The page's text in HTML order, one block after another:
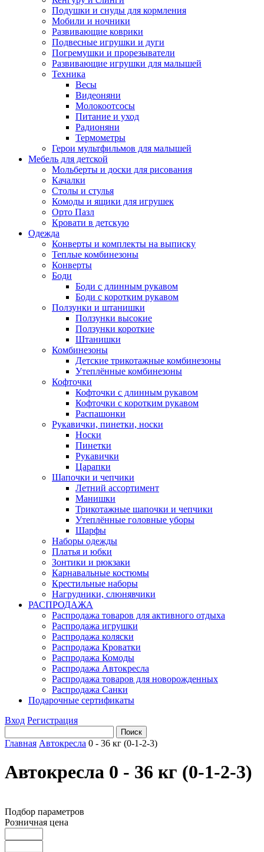
Подушки и снуды для кормления
Мобили и ночники
Развивающие коврики
Подвесные игрушки и дуги
Погремушки и прорезыватели
Развивающие игрушки для малышей
Техника
Весы
Видеоняни
Молокоотсосы
Питание и уход
Радионяни
Термометры
Герои мультфильмов для малышей
Мебель для детской
Мольберты и доски для рисования
Качалки
Столы и стулья
Комоды и ящики для игрушек
Орто Пазл
Кровати в детскую
Одежда
Конверты и комплекты на выписку
Теплые комбинезоны
Конверты
Боди
Боди с длинным рукавом
Боди с коротким рукавом
Ползунки и штанишки
Ползунки высокие
Ползунки короткие
Штанишки
Комбинезоны
Детские трикотажные комбинезоны
Утеплённые комбинезоны
Кофточки
Кофточки с длинным рукавом
Кофточки с коротким рукавом
Распашонки
Рукавички, пинетки, носки
Носки
Пинетки
Рукавички
Царапки
Шапочки и чепчики
Летний ассортимент
Манишки
Трикотажные шапочки и чепчики
Утеплённые головные уборы
Шарфы
Наборы одежды
Платья и юбки
Зонтики и рюкзаки
Карнавальные костюмы
Крестильные наборы
Нагрудники, слюнявчики
РАСПРОДАЖА
Распродажа товаров для активного отдыха
Распродажа игрушки
Распродажа коляски
Распродажа Кроватки
Распродажа Комоды
Распродажа Автокресла
Распродажа товаров для новорожденных
Распродажа Санки
Подарочные сертификаты
Вход Регистрация
Главная Автокресла 0 - 36 кг (0-1-2-3)
Автокресла 0 - 36 кг (0-1-2-3)
Подбор параметров
Розничная цена